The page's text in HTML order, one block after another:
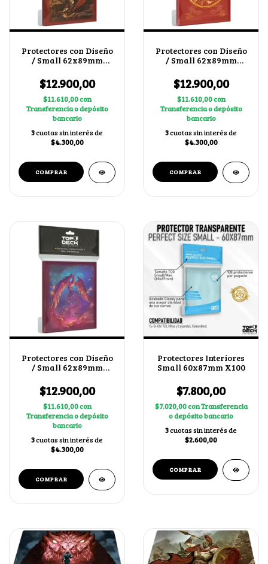
Protectores con Diseño
/ Small 62x89mm
$12.900,00
$11.610,00con
Transferencia o depósito
bancario
3cuotas sin interés de
$4.300,00
Protectores con Diseño
/ Small 62x89mm
$12.900,00
$11.610,00con
Transferencia o depósito
bancario
3cuotas sin interés de
$4.300,00
Protectores con Diseño
/ Small 62x89mm
$12.900,00
$11.610,00con
Transferencia o depósito
bancario
3cuotas sin interés de
$4.300,00
Protectores Interiores
Small 60x87mm X100
$7.800,00
$7.020,00conTransferencia
o depósito bancario
3cuotas sin interés de
$2.600,00